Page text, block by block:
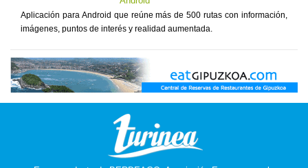
Aplicación para Android que reúne más de 500 rutas con información,
imágenes, puntos de interés y realidad aumentada.